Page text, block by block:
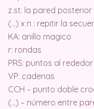
z.st: la pared
(…) x n : repitir la
KA: anillo magico
r: rondas
PRS: puntos al rededor
VP: cadenas
CCH – punto doble
(…) – número entre